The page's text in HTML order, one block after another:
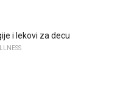
i lekovi za decu